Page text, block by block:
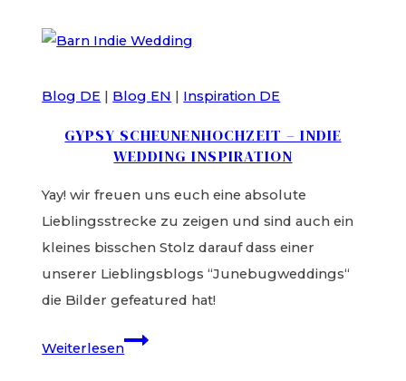
Merzouga
Blog DE | Blog EN | Inspiration DE
GYPSY SCHEUNENHOCHZEIT – INDIE
WEDDING INSPIRATION
Yay! wir freuen uns euch eine absolute
Lieblingsstrecke zu zeigen und sind auch ein
kleines bisschen Stolz darauf dass einer
unserer Lieblingsblogs “Junebugweddings“
die Bilder gefeatured hat!
Weiterlesen
Gypsy